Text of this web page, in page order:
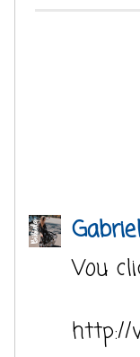
Vou
http://